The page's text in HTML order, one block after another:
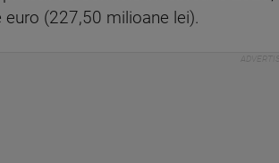
(227,50 milioane lei).